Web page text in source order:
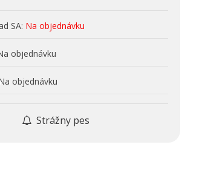
SA: Na objednávku
objednávku
objednávku
Strážny pes